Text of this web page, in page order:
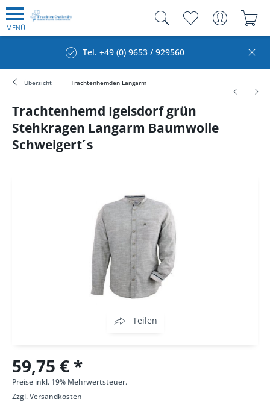
MENÜ
Tel. +49 (0) 9653 / 929560
Übersicht Trachtenhemden Langarm
Trachtenhemd Igelsdorf grün
Stehkragen Langarm Baumwolle
Schweigert´s
Teilen
59,75 € *
Preise inkl. 19% Mehrwertsteuer.
Zzgl.Versandkosten